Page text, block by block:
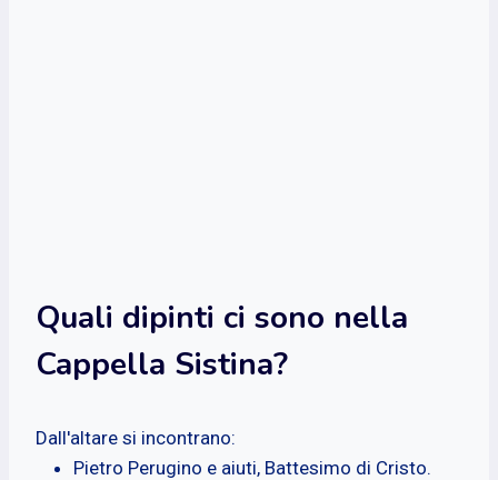
Quali dipinti ci sono nella
Cappella Sistina?
Dall'altare si incontrano:
Pietro Perugino e aiuti, Battesimo di Cristo.